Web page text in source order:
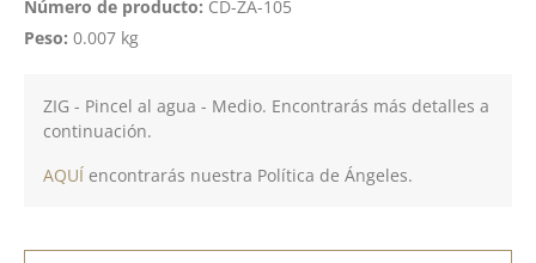
Número de producto: CD-ZA-105
Peso: 0.007 kg
ZIG - Pincel al agua - Medio. Encontrarás más detalles a
continuación.
AQUÍ encontrarás nuestra Política de Ángeles.